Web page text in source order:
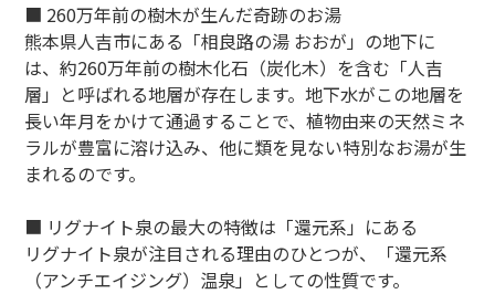
■ 260万年前の樹木が生んだ奇跡のお湯
熊本県人吉市にある「相良路の湯 おおが」の地下に
は、約260万年前の樹木化石（炭化木）を含む「人吉
層」と呼ばれる地層が存在します。地下水がこの地層を
長い年月をかけて通過することで、植物由来の天然ミネ
ラルが豊富に溶け込み、他に類を見ない特別なお湯が生
まれるのです。
■ リグナイト泉の最大の特徴は「還元系」にある
リグナイト泉が注目される理由のひとつが、「還元系
（アンチエイジング）温泉」としての性質です。